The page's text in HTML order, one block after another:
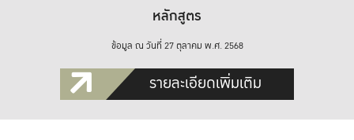
หลักสูตร
ข้อมูล ณ วันที่ 27 ตุลาคม พ.ศ. 2568
รายละเอียดเพิ่มเติม